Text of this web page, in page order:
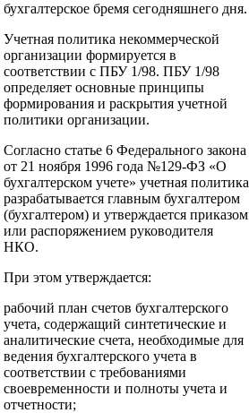
бухгалтерское бремя сегодняшнего дня.
Учетная политика некоммерческой
организации формируется в
соответствии с ПБУ 1/98. ПБУ 1/98
определяет основные принципы
формирования и раскрытия учетной
политики организации.
Согласно статье 6 Федерального закона
от 21 ноября 1996 года №129-ФЗ «О
бухгалтерском учете» учетная политика
разрабатывается главным бухгалтером
(бухгалтером) и утверждается приказом
или распоряжением руководителя
НКО.
При этом утверждается:
рабочий план счетов бухгалтерского
учета, содержащий синтетические и
аналитические счета, необходимые для
ведения бухгалтерского учета в
соответствии с требованиями
своевременности и полноты учета и
отчетности;